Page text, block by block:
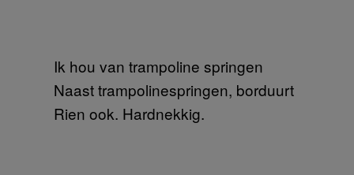
Ik hou van trampoline springen
Naast trampolinespringen, borduurt
Rien ook. Hardnekkig.